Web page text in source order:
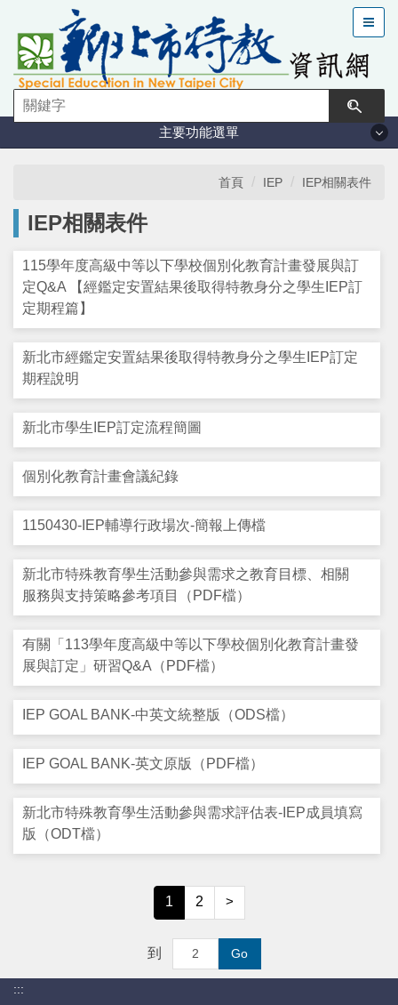
到
主
要
容
主要功能選單
特教現況
鑑定安置
課程與教學
學習輔導
支持服務
活動訊息
IEP
首頁 IEP IEP相關表件
IEP相關表件
115學年度高級中等以下學校個別化教育計畫發展與訂
定Q&A 【經鑑定安置結果後取得特教身分之學生IEP訂
定期程篇】
新北市經鑑定安置結果後取得特教身分之學生IEP訂定
期程說明
新北市學生IEP訂定流程簡圖
個別化教育計畫會議紀錄
1150430-IEP輔導行政場次-簡報上傳檔
新北市特殊教育學生活動參與需求之教育目標、相關
服務與支持策略參考項目（PDF檔）
有關「113學年度高級中等以下學校個別化教育計畫發
展與訂定」研習Q&A（PDF檔）
IEP GOAL BANK-中英文統整版（ODS檔）
IEP GOAL BANK-英文原版（PDF檔）
新北市特殊教育學生活動參與需求評估表-IEP成員填寫
版（ODT檔）
1 2 >
到 Go
:::